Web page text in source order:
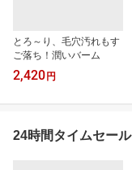
とろ～り、毛穴汚れもす
ご落ち！潤いバーム
2,420 円
24時間タイムセール